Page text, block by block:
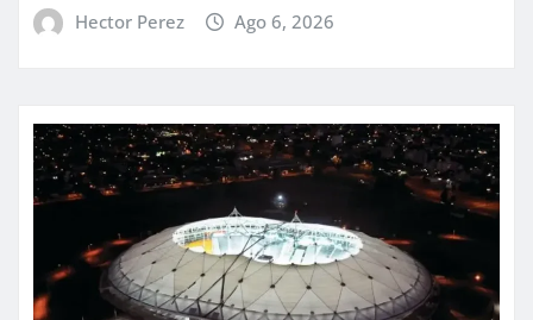
Hector Perez Ago 6, 2026